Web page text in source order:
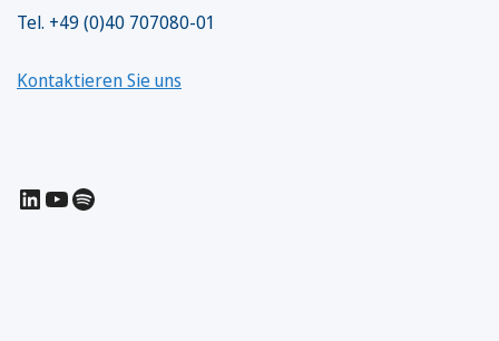
Tel. +49 (0)40 707080-01
Kontaktieren Sie uns
LinkedIn
YouTube
Spotify